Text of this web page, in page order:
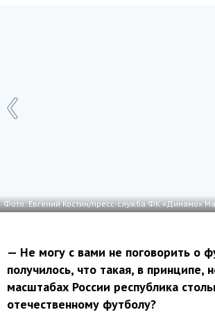
Фото: Евгений Костин/пресс-служба ФК «Динамо»
— Не могу с вами не поговорить о
получилось, что такая, в принципе,
масштабах России республика
отечественному футболу?